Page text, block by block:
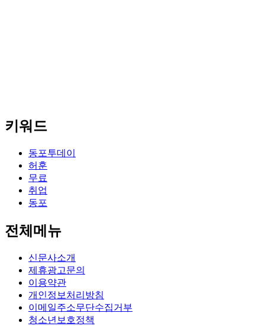
키워드
동포투데이
허훈
무료
취업
동포
전체메뉴
신문사소개
제휴광고문의
이용약관
개인정보처리방침
이메일주소무단수집거부
청소년보호정책